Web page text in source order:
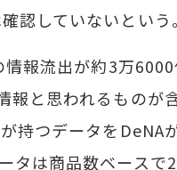
認していないという。
報流出が約3万
報と思われるものが
持つデータをDeNA
タは商品数ベースで